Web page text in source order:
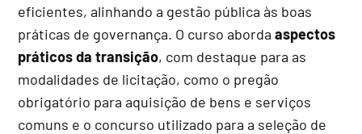
eficientes, alinhando a gestão pública às boas
práticas de governança. O curso abordaaspectos
práticos da transição, com destaque para as
modalidades de licitação, como o pregão
obrigatório para aquisição de bens e serviços
comuns e o concurso utilizado para a seleção de